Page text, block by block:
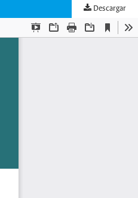
Descargar